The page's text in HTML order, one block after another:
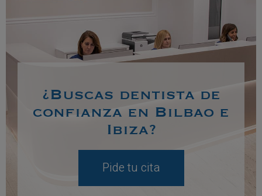
¿Buscas dentista de
confianza en Bilbao e
Ibiza?
Pide tu cita